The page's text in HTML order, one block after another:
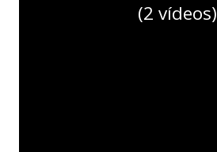
(2 vídeos)